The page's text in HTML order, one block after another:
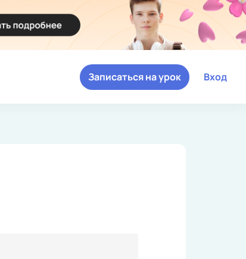
Вход
Записаться на урок